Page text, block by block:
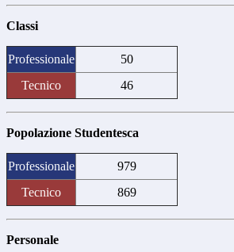
Classi
Professionale
50
Tecnico
46
Popolazione Studentesca
Professionale
979
Tecnico
869
Personale